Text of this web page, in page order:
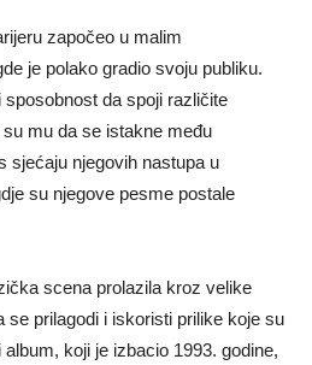
započeo u malim
je polako gradio svoju publiku.
da spoji različite
mu da se istakne među
sjećaju njegovih nastupa u
su njegove pesme postale
scena prolazila kroz velike
se prilagodi i iskoristi prilike koje su
koji je izbacio 1993. godine,